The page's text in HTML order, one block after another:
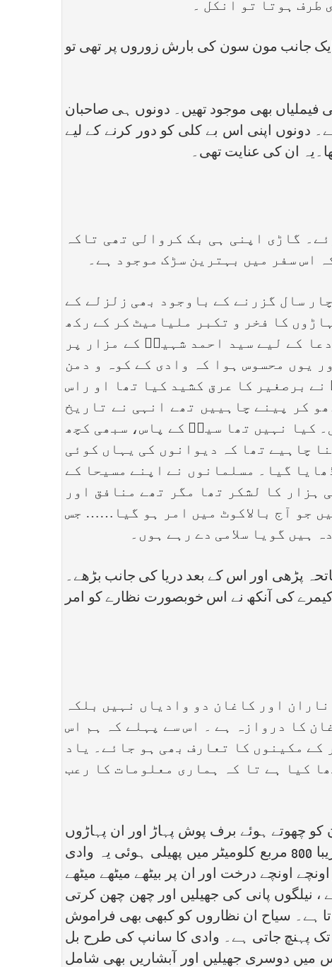
طرف ہوتا تو انکل ۔
ایک جانب مون سون کی بارش زوروں پر تھی تو
بھی موجود تھیں۔ دونوں ہی صاحبان
اپنی اس بے کلی کو دور کرنے کے لیے
ان کی عنایت تھی۔
گاڑی اپنی ہی بک کروالی تھی تاکہ
اس سفر میں بہترین سڑک موجود ہے۔
سال گزرنے کے باوجود بھی زلزلے کے
کا فخر و تکبر ملیامیٹ کر کے رکھ
کے لیے سید احمد شہیدؒ کے مزار پر
یوں محسوس ہوا کہ وادی کے کوہ و دمن
برصغیر کا عرق کشید کیا تھا او راس
کر پینے چاہییں تھے انہی نے تاریخ
کیا نہیں تھا سیدؒ کے پاس، سبھی کچھ
چاہیے تھا کہ دیوانوں کی یہاں کوئی
گیا۔ مسلمانوں نے اپنے مسیحا کے
ہزار کا لشکر تھا مگر تھے منافق اور
جو آج بالاکوٹ میں امر ہو گیا…… جس
ہیں گویا سلامی دے رہے ہوں۔
پڑھی اور اس کے بعد دریا کی جانب بڑھے۔
کی آنکھ نے اس خوبصورت نظارے کو امر
اور کاغان دو وادیاں نہیں بلکہ
کا دروازہ ہے ۔ اس سے پہلے کہ ہم اس
مکینوں کا تعارف بھی ہو جائے۔ یاد
کیا ہے تا کہ ہماری معلومات کا رعب
چھوتے ہوئے برف پوش پہاڑ اور ان پہاڑوں
میں سے جھانکتی ہوئی جنت نظیر وادی انتہائی دل کش اور قدرتی رعنائیوں سے مزین ہے۔ تقریبا 800 مربع کلومیٹر میں پھیلی ہوئی یہ وادی
اونچے درخت اور ان پر بیٹھے میٹھے میٹھے
، نیلگوں پانی کی جھیلیں اور چھن چھن کرتی
ہے۔ سیاح ان نظاروں کو کبھی بھی فراموش
تقریبا 2800 فٹ سے شروع ہو کر 13700 فٹ تک بابو سر تک پہنچ جاتی ہے۔ وادی کا سانپ کی طرح بل
جس میں دوسری جھیلیں اور آبشاریں بھی شامل